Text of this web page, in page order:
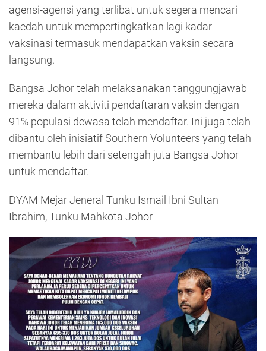
agensi-agensi yang terlibat untuk segera mencari
kaedah untuk mempertingkatkan lagi kadar
vaksinasi termasuk mendapatkan vaksin secara
langsung.
Bangsa Johor telah melaksanakan tanggungjawab
mereka dalam aktiviti pendaftaran vaksin dengan
91% populasi dewasa telah mendaftar. Ini juga telah
dibantu oleh inisiatif Southern Volunteers yang telah
membantu lebih dari setengah juta Bangsa Johor
untuk mendaftar.
DYAM Mejar Jeneral Tunku Ismail Ibni Sultan
Ibrahim, Tunku Mahkota Johor